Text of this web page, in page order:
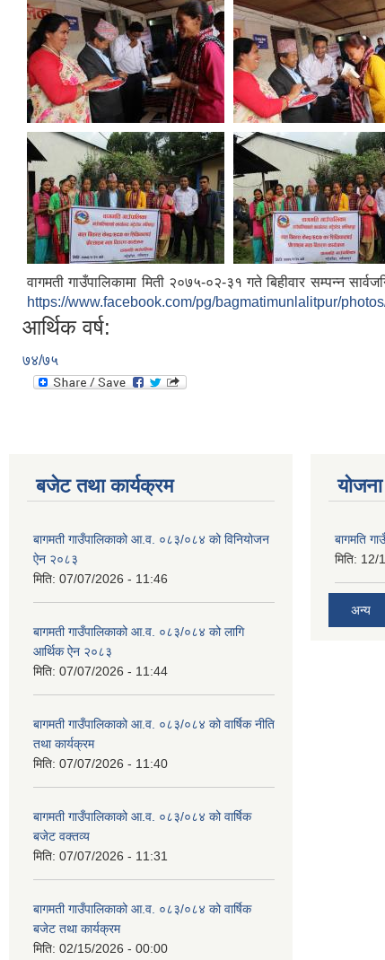
वागमती गाउँपालिकामा मिती २०७५-०२-३१ गते बिहीवार सम्पन्न
https://www.facebook.com/pg/bagmatimunlalitpur/
आर्थिक वर्ष:
७४/७५
बजेट तथा कार्यक्रम
बागमती गाउँपालिकाको आ.व. ०८३/०८४ को विनियोजन
ऐन २०८३
मिति: 07/07/2026 - 11:46
बागमती गाउँपालिकाको आ.व. ०८३/०८४ को लागि
आर्थिक ऐन २०८३
मिति: 07/07/2026 - 11:44
बागमती गाउँपालिकाको आ.व. ०८३/०८४ को वार्षिक नीति
तथा कार्यक्रम
मिति: 07/07/2026 - 11:40
बागमती गाउँपालिकाको आ.व. ०८३/०८४ को वार्षिक
बजेट वक्तव्य
मिति: 07/07/2026 - 11:31
बागमती गाउँपालिकाको आ.व. ०८३/०८४ को वार्षिक
बजेट तथा कार्यक्रम
मिति: 02/15/2026 - 00:00
बागमति
मिति: 12/
अन्य